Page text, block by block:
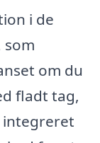
i de
som
om du
fladt tag,
integreret